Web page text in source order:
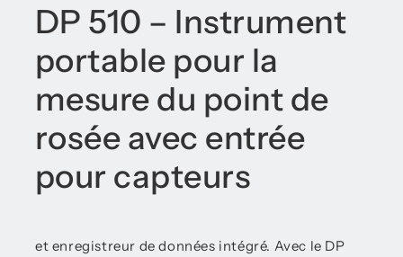
DP 510 – Instrument
portable pour la
mesure du point de
rosée avec entrée
pour capteurs
et enregistreur de données intégré. Avec le DP